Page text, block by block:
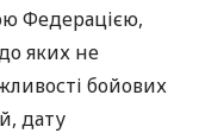
Федерацією,
яких не
бойових
дату